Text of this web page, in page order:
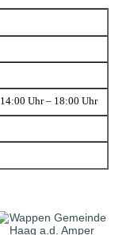
14:00 Uhr – 18:00 Uhr